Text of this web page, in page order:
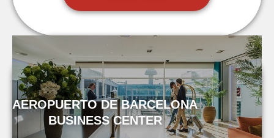
AEROPUERTO DE BARCELONA
BUSINESS CENTER